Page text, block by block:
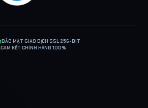
BẢO MẬT GIAO DỊCH SSL 256-BIT
CAM KẾT CHÍNH HÃNG 100%